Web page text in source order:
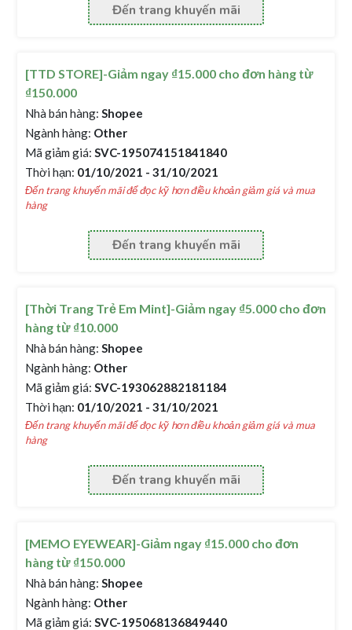
Đến trang khuyến mãi
[TTD STORE]-Giảm ngay ₫15.000 cho đơn hàng từ
₫150.000
Nhà bán hàng: Shopee
Ngành hàng: Other
Mã giảm giá: SVC-195074151841840
Thời hạn: 01/10/2021 - 31/10/2021
Đến trang khuyến mãi để đọc kỹ hơn điều khoản giảm giá và mua
hàng
Đến trang khuyến mãi
[Thời Trang Trẻ Em Mint]-Giảm ngay ₫5.000 cho đơn
hàng từ ₫10.000
Nhà bán hàng: Shopee
Ngành hàng: Other
Mã giảm giá: SVC-193062882181184
Thời hạn: 01/10/2021 - 31/10/2021
Đến trang khuyến mãi để đọc kỹ hơn điều khoản giảm giá và mua
hàng
Đến trang khuyến mãi
[MEMO EYEWEAR]-Giảm ngay ₫15.000 cho đơn
hàng từ ₫150.000
Nhà bán hàng: Shopee
Ngành hàng: Other
Mã giảm giá: SVC-195068136849440